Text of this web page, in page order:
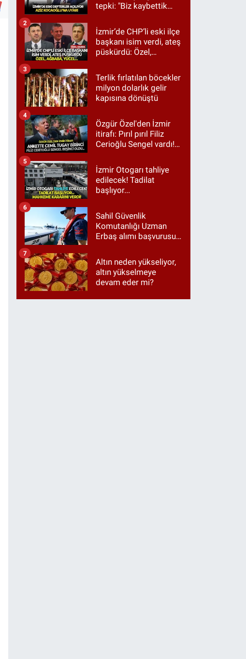
tepki: "Biz kaybettik
etmedik"
İzmir’de CHP’li eski ilçe
başkanı isim verdi, ateş
püskürdü: Özel,
2
Terlik fırlatılan böcekler
milyon dolarlık gelir
kapısına dönüştü
3
Özgür Özel'den İzmir
itirafı: Pırıl pırıl Filiz
Cerioğlu Sengel vardı!
Tugay birinci çıktı
4
İzmir Otogarı tahliye
edilecek! Tadilat
başlıyor...
5
Sahil Güvenlik
Komutanlığı Uzman
Erbaş alımı başvurusu
başvuru şartları neler?
6
Altın neden yükseliyor,
altın yükselmeye
devam eder mi?
7